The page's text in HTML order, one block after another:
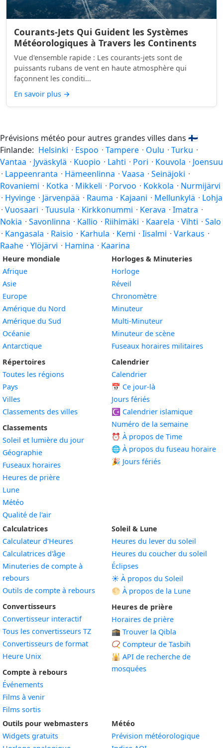
Courants-Jets Qui Guident les Systèmes
Météorologiques à Travers les Continents
Vue d'ensemble rapide : Les courants-jets sont de
puissants rubans de vent en haute atmosphère qui
façonnent les conditi...
En savoir plus →
Prévisions météo pour autres grandes villes dans 🇫🇮
Finlande: Helsinki · Espoo · Tampere · Oulu · Turku ·
Vantaa · Jyväskylä · Kuopio · Lahti · Pori · Kouvola · Joensuu
· Lappeenranta · Hämeenlinna · Vaasa · Seinäjoki ·
Rovaniemi · Kotka · Mikkeli · Porvoo · Kokkola · Nurmijärvi
· Hyvinge · Järvenpää · Rauma · Kajaani · Mellunkylä · Lohja
· Vuosaari · Tuusula · Kirkkonummi · Kerava · Imatra ·
Nokia · Savonlinna · Kallio · Riihimäki · Kaarela · Vihti · Salo
· Kangasala · Raisio · Karhula · Kemi · Iisalmi · Varkaus ·
Raahe · Ylöjärvi · Hamina · Kaarina
Heure mondiale
Afrique
Asie
Europe
Amérique du Nord
Amérique du Sud
Océanie
Antarctique
Répertoires
Toutes les régions
Pays
Villes
Classements des villes
Classements
Soleil et lumière du jour
Géographie
Fuseaux horaires
Heures de prière
Lune
Météo
Qualité de l'air
Horloges & Minuteries
Horloge
Réveil
Chronomètre
Minuteur
Multi-Minuteur
Minuteur de scène
Fuseaux horaires militaires
Calendrier
Calendrier
📅 Ce jour-là
Jours fériés
☪️ Calendrier islamique
Numéro de la semaine
⏰ À propos de Time
🌐 À propos du fuseau horaire
🎉 Jours fériés
Calculatrices
Calculateur d'Heures
Calculatrices d'âge
Minuteries de compte à
rebours
Outils de compte à rebours
Convertisseurs
Convertisseur interactif
Tous les convertisseurs TZ
Convertisseurs de format
Heure Unix
Compte à rebours
Événements
Films à venir
Films sortis
Soleil & Lune
Heures du lever du soleil
Heures du coucher du soleil
Éclipses
☀️ À propos du Soleil
🌕 À propos de la Lune
Heures de prière
Horaires de prière
🕋 Trouver la Qibla
📿 Compteur de Tasbih
🕌 API de recherche de
mosquées
Outils pour webmasters
Widgets gratuits
Météo
Prévision météorologique